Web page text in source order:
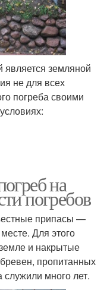
земляной
не для всех
погреба своими
на
погребов
припасы —
Для этого
и накрытые
пропитанных
много лет.